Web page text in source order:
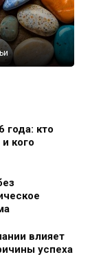
года: кто
кого
влияет
успеха